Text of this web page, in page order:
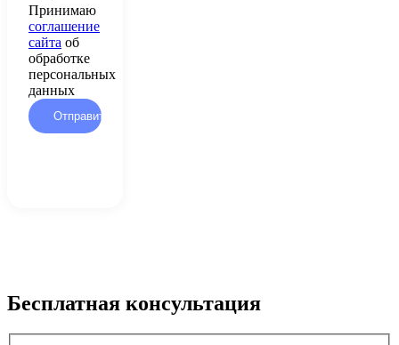
Принимаю
соглашение
сайта об
обработке
персональных
данных
Бесплатная консультация